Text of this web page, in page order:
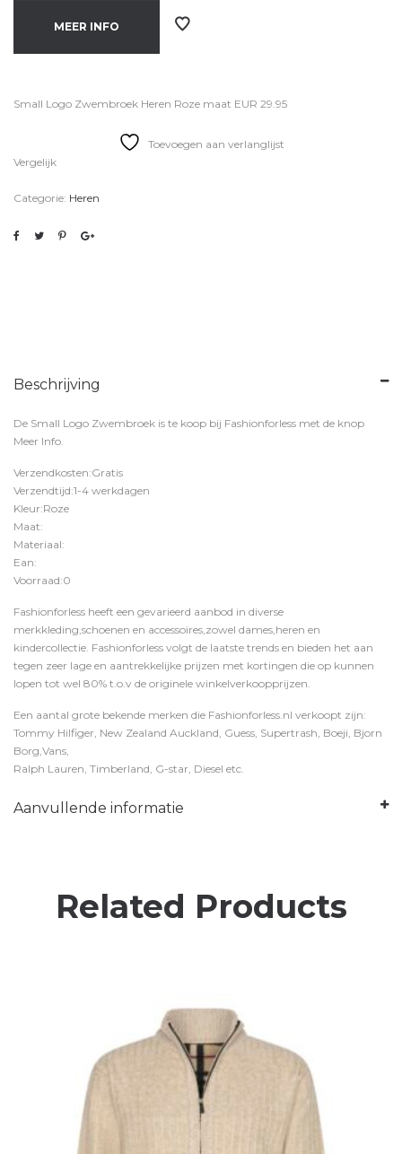
MEER INFO
Small Logo Zwembroek Heren Roze maat EUR 29.95
Toevoegen aan verlanglijst
Vergelijk
Categorie: Heren
Beschrijving
De Small Logo Zwembroek is te koop bij Fashionforless met de knop
Meer Info.
Verzendkosten:Gratis
Verzendtijd:1-4 werkdagen
Kleur:Roze
Maat:
Materiaal:
Ean:
Voorraad:0
Fashionforless heeft een gevarieerd aanbod in diverse
merkkleding,schoenen en accessoires,zowel dames,heren en
kindercollectie. Fashionforless volgt de laatste trends en bieden het aan
tegen zeer lage en aantrekkelijke prijzen met kortingen die op kunnen
lopen tot wel 80% t.o.v de originele winkelverkoopprijzen.
Een aantal grote bekende merken die Fashionforless.nl verkoopt zijn:
Tommy Hilfiger, New Zealand Auckland, Guess, Supertrash, Boeji, Bjorn
Borg,Vans,
Ralph Lauren, Timberland, G-star, Diesel etc.
Aanvullende informatie
Related Products